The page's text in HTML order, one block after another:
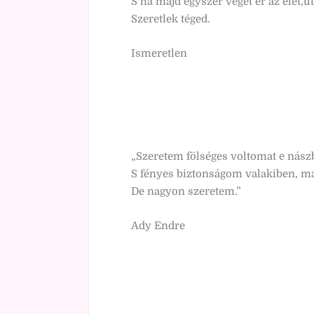
Szeretlek téged.
Ismeretlen
„Szeretem fölséges voltomat e
S fényes biztonságom valakiben,
De nagyon szeretem.”
Ady Endre